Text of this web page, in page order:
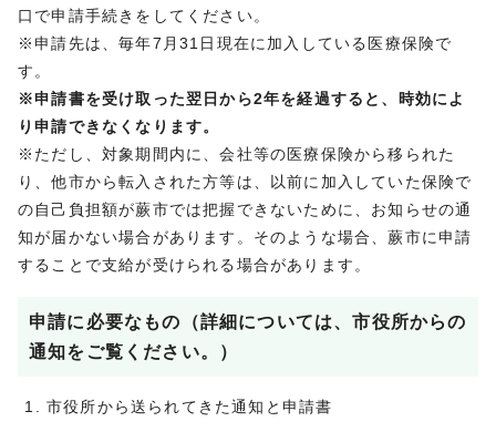
口で申請手続きをしてください。
※申請先は、毎年7月31日現在に加入している医療保険で
す。
※申請書を受け取った翌日から2年を経過すると、時効によ
り申請できなくなります。
※ただし、対象期間内に、会社等の医療保険から移られた
り、他市から転入された方等は、以前に加入していた保険で
の自己負担額が蕨市では把握できないために、お知らせの通
知が届かない場合があります。そのような場合、蕨市に申請
することで支給が受けられる場合があります。
申請に必要なもの（詳細については、市役所からの
通知をご覧ください。）
市役所から送られてきた通知と申請書